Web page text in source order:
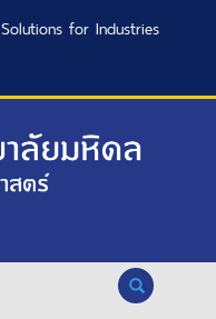
Solutions for Industries
Search